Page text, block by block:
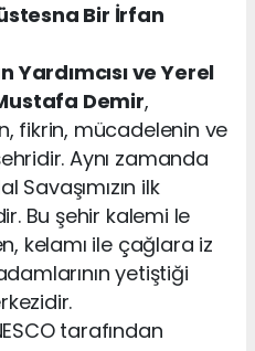
Bir İrfan
Yardımcısı ve Yerel
Demir,
fikrin, mücadelenin ve
Aynı zamanda
Savaşımızın ilk
Bu şehir kalemi le
kelamı ile çağlara iz
yetiştiği
tarafından